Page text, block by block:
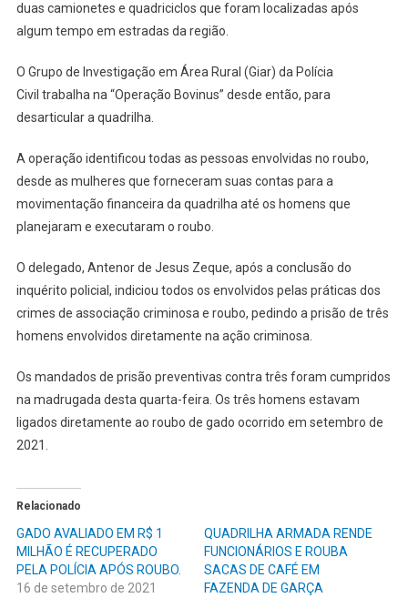
OPERAÇÃO
duas camionetes e quadriciclos que foram localizadas após
algum tempo em estradas da região.
O Grupo de Investigação em Área Rural (Giar) da Polícia
Civil trabalha na “Operação Bovinus” desde então, para
desarticular a quadrilha.
A operação identificou todas as pessoas envolvidas no roubo,
desde as mulheres que forneceram suas contas para a
movimentação financeira da quadrilha até os homens que
planejaram e executaram o roubo.
O delegado, Antenor de Jesus Zeque, após a conclusão do
inquérito policial, indiciou todos os envolvidos pelas práticas dos
crimes de associação criminosa e roubo, pedindo a prisão de três
homens envolvidos diretamente na ação criminosa.
Os mandados de prisão preventivas contra três foram cumpridos
na madrugada desta quarta-feira. Os três homens estavam
ligados diretamente ao roubo de gado ocorrido em setembro de
2021.
Relacionado
GADO AVALIADO EM R$ 1
MILHÃO É RECUPERADO
PELA POLÍCIA APÓS ROUBO.
16 de setembro de 2021
QUADRILHA ARMADA RENDE
FUNCIONÁRIOS E ROUBA
SACAS DE CAFÉ EM
FAZENDA DE GARÇA